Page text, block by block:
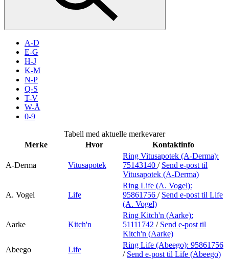
Inspirasjon
Søk
Praktisk informasjon
Ledige stillinger
Finn frem
A-D
E-G
H-J
K-M
N-P
Q-S
T-V
W-Å
0-9
Tabell med aktuelle merkevarer
Merke
Hvor Kontaktinfo
A-Derma Vitusapotek
Ring Vitusapotek (A-Derma):
75143140 / Send e-post til
Vitusapotek (A-Derma)
A. Vogel Life
Ring Life (A. Vogel):
95861756 / Send e-post til Life
(A. Vogel)
Aarke Kitch'n
Ring Kitch'n (Aarke):
51111742 / Send e-post til
Kitch'n (Aarke)
Abeego
Life
Ring Life (Abeego): 95861756
/ Send e-post til Life (Abeego)